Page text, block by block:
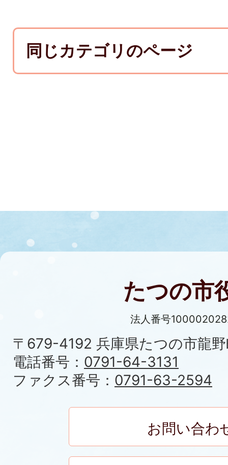
同じカテゴリのページ
たつの市
法人番号
〒679-4192 兵庫県たつの市龍
電話番号： 0791-64-3131
ファクス番号： 0791-63-2594
お問い合わ